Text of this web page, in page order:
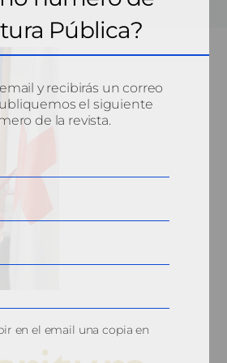
Pública?
y recibirás un correo
el siguiente
de la revista.
en el email una copia en